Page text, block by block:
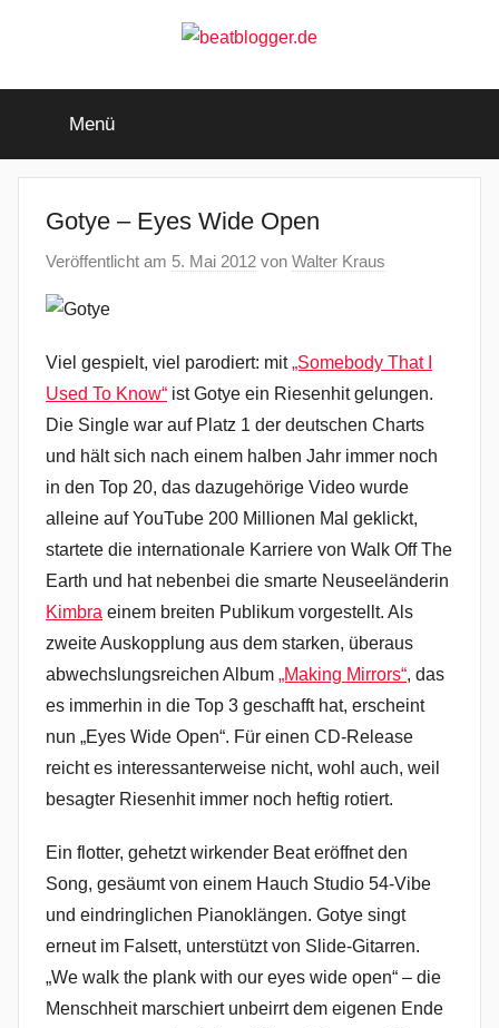
beatblogger.de
beat
goes
Menü
Gotye – Eyes Wide Open
Veröffentlicht am 5. Mai 2012 von Walter Kraus
Viel gespielt, viel parodiert: mit„Somebody That I
Used To Know“ ist Gotye ein Riesenhit gelungen.
Die Single war auf Platz 1 der deutschen Charts
und hält sich nach einem halben Jahr immer noch
in den Top 20, das dazugehörige Video wurde
alleine auf YouTube 200 Millionen Mal geklickt,
startete die internationale Karriere von Walk Off The
Earth und hat nebenbei die smarte Neuseeländerin
Kimbra einem breiten Publikum vorgestellt. Als
zweite Auskopplung aus dem starken, überaus
abwechslungsreichen Album „Making Mirrors“, das
es immerhin in die Top 3 geschafft hat, erscheint
nun „Eyes Wide Open“. Für einen CD-Release
reicht es interessanterweise nicht, wohl auch, weil
besagter Riesenhit immer noch heftig rotiert.
Ein flotter, gehetzt wirkender Beat eröffnet den
Song, gesäumt von einem Hauch Studio 54-Vibe
und eindringlichen Pianoklängen. Gotye singt
erneut im Falsett, unterstützt von Slide-Gitarren.
„We walk the plank with our eyes wide open“ – die
Menschheit marschiert unbeirrt dem eigenen Ende